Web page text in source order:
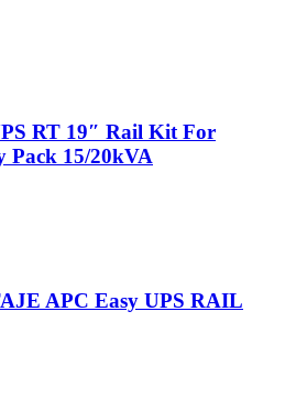
RT 19″ Rail Kit For
Pack 15/20kVA
APC Easy UPS RAIL